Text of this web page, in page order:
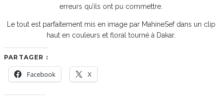
erreurs qu’ils ont pu commettre.
Le tout est parfaitement mis en image par MahineSef dans un clip
haut en couleurs et floral tourné à Dakar.
PARTAGER :
Facebook X